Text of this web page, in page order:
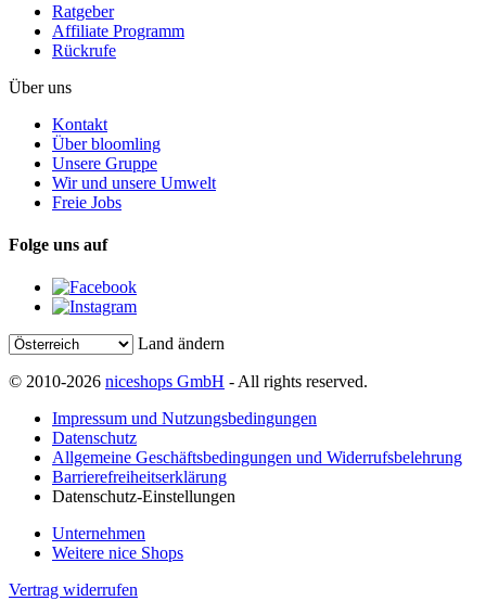
Ratgeber
Affiliate Programm
Rückrufe
Über uns
Kontakt
Über bloomling
Unsere Gruppe
Wir und unsere Umwelt
Freie Jobs
Folge uns auf
Land ändern
© 2010-2026 niceshops GmbH - All rights reserved.
Impressum und Nutzungsbedingungen
Datenschutz
Allgemeine Geschäftsbedingungen und Widerrufsbelehrung
Barrierefreiheitserklärung
Datenschutz-Einstellungen
Unternehmen
Weitere nice Shops
Vertrag widerrufen